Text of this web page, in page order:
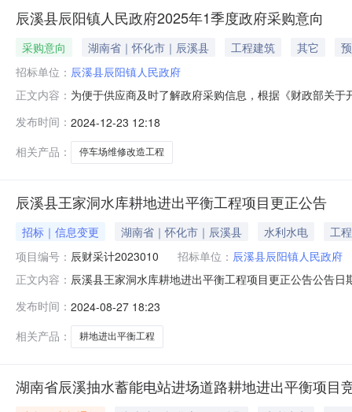
辰溪县辰阳镇人民政府2025年1季度政府采购意向
采购意向 湖南省｜怀化市｜辰溪县 工程建筑 其它
招标单位： 辰溪县辰阳镇人民政府
正文内容： 为便于供应商及时了解政府采购信息，根据《财政部关
202501本次公开的采购意向是本单位政府采购工作的初
发布时间： 2024-12-23 12:18
相关产品：
停车场维修改造工程
辰溪县王家洞水库耕地进出平衡工程项目更正公告
招标｜信息变更 湖南省｜怀化市｜辰溪县 水利水电
工程
项目编号： 辰财采计2023010 招标单位： 辰溪县辰阳镇人民政府
正文内容： 辰溪县王家洞水库耕地进出平衡工程项目更正公告公告
溪县王家洞水库耕地进出平衡工程项目施工范围：详见
工工期：
发布时间： 2024-08-27 18:23
相关产品：
耕地进出平衡工程
湖南省辰溪抽水蓄能电站进场道路耕地进出平衡项目